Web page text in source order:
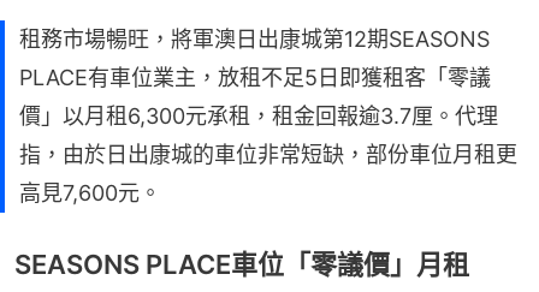
租務市場暢旺，將軍澳日出康城第12期SEASONS
PLACE有車位業主，放租不足5日即獲租客「零議
價」以月租6,300元承租，租金回報逾3.7厘。代理
指，由於日出康城的車位非常短缺，部份車位月租更
高見7,600元。
SEASONS PLACE車位「零議價」月租